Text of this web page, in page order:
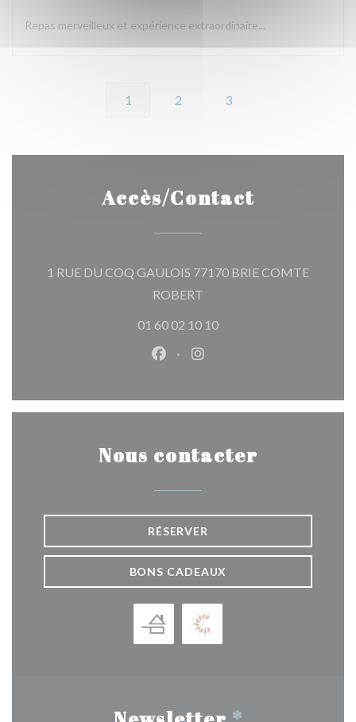
Repas merveilleux et expérience extraordinaire...
1 2 3
Accès/Contact
1 RUE DU COQ GAULOIS 77170 BRIE COMTE
ROBERT
01 60 02 10 10
Facebook ((ouvre une
Instagram ((ouvre une
Nous contacter
RÉSERVER
BONS CADEAUX